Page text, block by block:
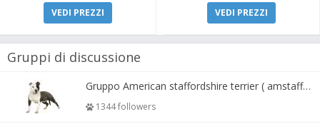
VEDI PREZZI VEDI PREZZI
Gruppi di discussione
Gruppo American staffordshire terrier ( amstaff, amastaff )
1344 followers